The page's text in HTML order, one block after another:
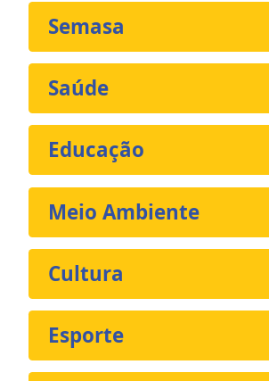
Semasa
Saúde
Educação
Meio Ambiente
Cultura
Esporte